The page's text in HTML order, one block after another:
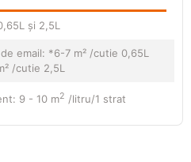
şi 2,5L
email: *6-7 m² /cutie 0,65L
/cutie 2,5L
9 - 10 m2 /litru/1 strat